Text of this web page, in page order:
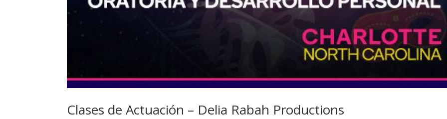
Clases de Actuación – Delia Rabah Productions